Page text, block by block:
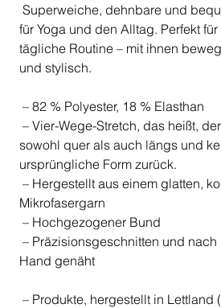
Superweiche, dehnbare und
für Yoga und den Alltag. Perfekt
tägliche Routine – mit ihnen
und stylisch.
– 82 % Polyester, 18 % Elasthan
– Vier-Wege-Stretch, das heißt,
sowohl quer als auch längs und
ursprüngliche Form zurück.
– Hergestellt aus einem glatten,
Mikrofasergarn
– Hochgezogener Bund
– Präzisionsgeschnitten und
Hand genäht
– Produkte, hergestellt in Lettland